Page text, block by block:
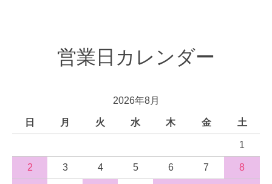
営業日カレンダー
2026年8月
日 月 火 水 木 金 土
1
2 3 4 5 6 7 8